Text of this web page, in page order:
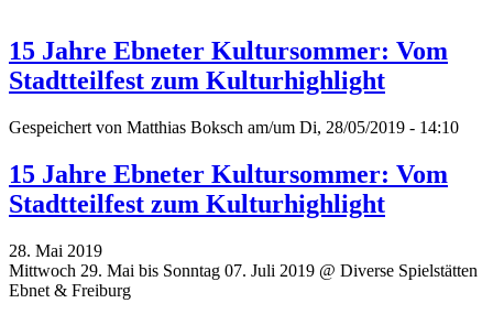
15 Jahre Ebneter Kultursommer: Vom
Stadtteilfest zum Kulturhighlight
Gespeichert von Matthias Boksch am/um Di, 28/05/2019 - 14:10
15 Jahre Ebneter Kultursommer: Vom
Stadtteilfest zum Kulturhighlight
28. Mai 2019
Mittwoch 29. Mai bis Sonntag 07. Juli 2019 @ Diverse Spielstätten
Ebnet & Freiburg